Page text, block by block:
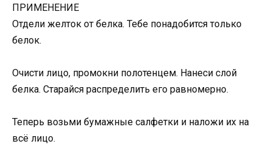
ПРИМЕНЕНИЕ
Отдели желток от белка. Тебе понадобится только
белок.
Очисти лицо, промокни полотенцем. Нанеси слой
белка. Старайся распределить его равномерно.
Теперь возьми бумажные салфетки и наложи их на
всё лицо.